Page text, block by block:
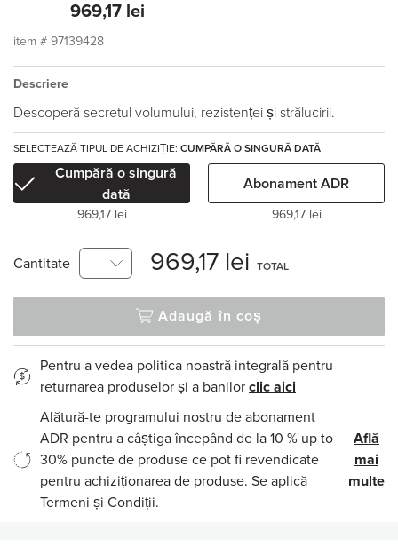
969,17 lei
item # 97139428
Descriere
Descoperă secretul volumului, rezistenței și strălucirii.
SELECTEAZĂ TIPUL DE ACHIZIȚIE: CUMPĂRĂ O SINGURĂ DATĂ
Cumpără o singură
dată
969,17 lei
Abonament ADR
969,17 lei
Cantitate 969,17 lei TOTAL
Adaugă în coș
Pentru a vedea politica noastră integrală pentru
returnarea produselor și a banilor clic aici
Alătură-te programului nostru de abonament
ADR pentru a câștiga începând de la 10 % up to
30% puncte de produse ce pot fi revendicate
pentru achiziționarea de produse. Se aplică
Termeni și Condiții.
Află
mai
multe